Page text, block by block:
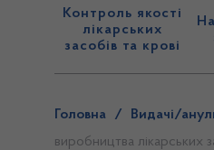
Контроль якості
лікарських
засобів та крові
Головна / Видачі/
виробництва лікарських